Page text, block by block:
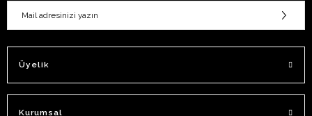
Üyelik
Kurumsal